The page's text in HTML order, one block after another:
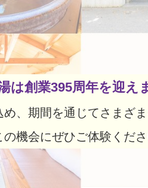
は創業395周年を迎え
め、期間を通じてさまざ
の機会にぜひご体験くださ